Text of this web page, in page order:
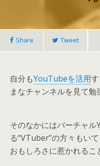
Share Tweet
自分もYouTubeを活用
まなチャンネルを見て勉
そのなかにはバーチャ
る“VTuber”の方々もい
おもしろさに惹かれるこ